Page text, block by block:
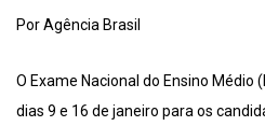
Por Agência Brasil
O Exame Nacional do Ensino Médio
dias 9 e 16 de janeiro para os